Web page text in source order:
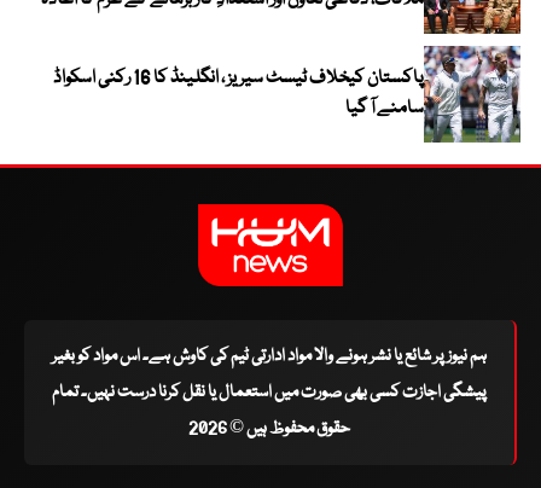
پاکستان کیخلاف ٹیسٹ سیریز ، انگلینڈ کا 16 رکنی اسکواڈ
سامنے آ گیا
ہم نیوز پر شائع یا نشر ہونے والا مواد ادارتی ٹیم کی کاوش ہے۔ اس مواد کو بغیر
پیشگی اجازت کسی بھی صورت میں استعمال یا نقل کرنا درست نہیں۔ تمام
حقوق محفوظ ہیں © 2026